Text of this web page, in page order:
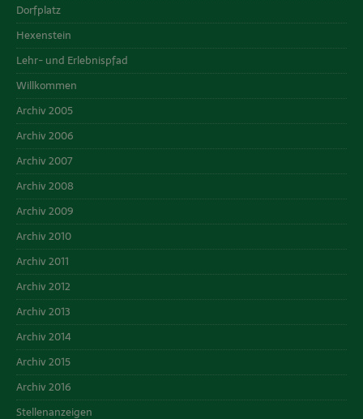
Dorfplatz
Hexenstein
Lehr- und Erlebnispfad
Willkommen
Archiv 2005
Archiv 2006
Archiv 2007
Archiv 2008
Archiv 2009
Archiv 2010
Archiv 2011
Archiv 2012
Archiv 2013
Archiv 2014
Archiv 2015
Archiv 2016
Stellenanzeigen